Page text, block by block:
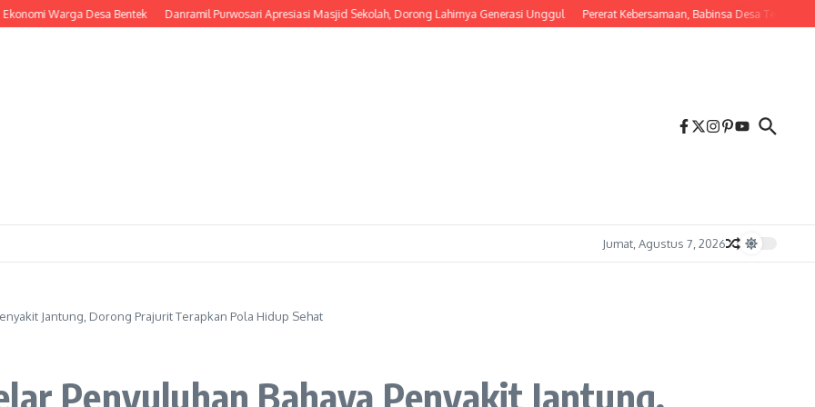
Desa Bentek Danramil Purwosari Apresiasi Masjid Sekolah, Dorong Lahirnya Generasi Unggul Pererat Kebersamaan, Babinsa Desa Tembalang Ajak
Jumat, Agustus 7, 2026
Jantung, Dorong Prajurit Terapkan Pola Hidup Sehat
Penyuluhan Bahaya Penyakit Jantung,